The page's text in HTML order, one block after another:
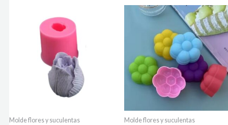
Molde flores y suculentas Molde flores y suculentas